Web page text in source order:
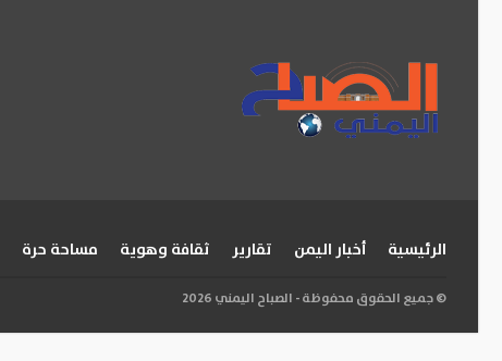
الرئيسية أخبار اليمن تقارير ثقافة وهوية مساحة حرة
© جميع الحقوق محفوظة - الصباح اليمني 2026